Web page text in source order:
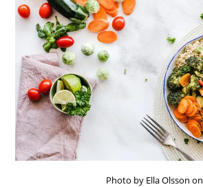
Photo by Ella Olsson on